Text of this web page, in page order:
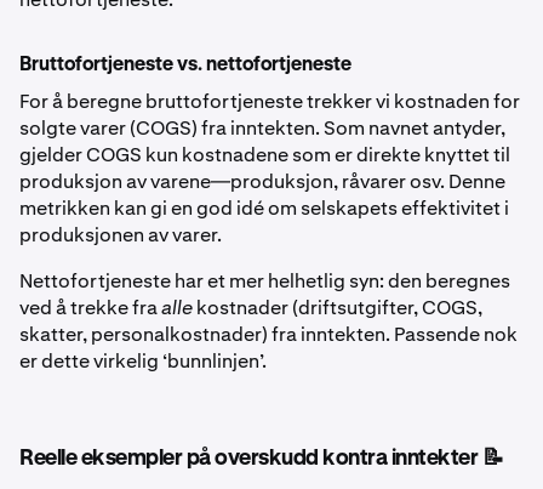
Bruttofortjeneste vs. nettofortjeneste
For å beregne bruttofortjeneste trekker vi kostnaden for
solgte varer (COGS) fra inntekten. Som navnet antyder,
gjelder COGS kun kostnadene som er direkte knyttet til
produksjon av varene—produksjon, råvarer osv. Denne
metrikken kan gi en god idé om selskapets effektivitet i
produksjonen av varer.
Nettofortjeneste har et mer helhetlig syn: den beregnes
ved å trekke fraallekostnader (driftsutgifter, COGS,
skatter, personalkostnader) fra inntekten. Passende nok
er dette virkelig ‘bunnlinjen’.
Reelle eksempler på overskudd kontra inntekter 📝